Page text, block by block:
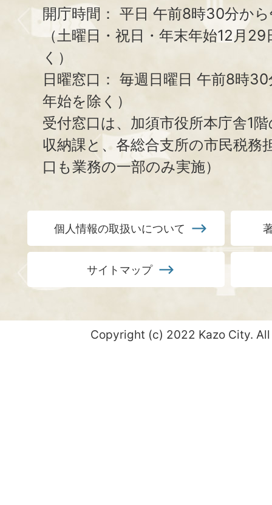
開庁時間： 平日 午前8時30分か
（土曜日・祝日・年末年始12月
く）
日曜窓口： 毎週日曜日 午前8時
年始を除く）
受付窓口は、加須市役所本庁舎1
収納課と、 各総合支所の市民税務
口も業務の一部のみ実施）
個人情報の取扱いについて
サイトマップ
Copyright (c) 2022 Kazo City.